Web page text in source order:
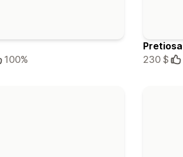
100%
Pretiosa
230 $